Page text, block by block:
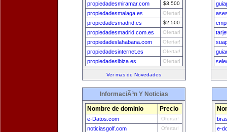
propiedadesmiramar.com $3,500
propiedadesmalaga.es Ofertar!
propiedadesmadrid.es $2,500
propiedadesmadrid.com.es Ofertar!
propiedadeslahabana.com Ofertar!
propiedadesinternet.es Ofertar!
propiedadesibiza.es Ofertar!
Ver mas de Novedades
InformaciÃ³n Y Noticias
Nombre de dominio Precio
e-Datos.com Ofertar!
noticiasgolf.com Ofertar!
e-